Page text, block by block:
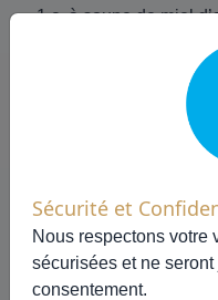
Sécurité et
Nous respectons votre
sécurisées et ne
consentement.
- 1 c. à soupe de miel
fruits/menthe, puis